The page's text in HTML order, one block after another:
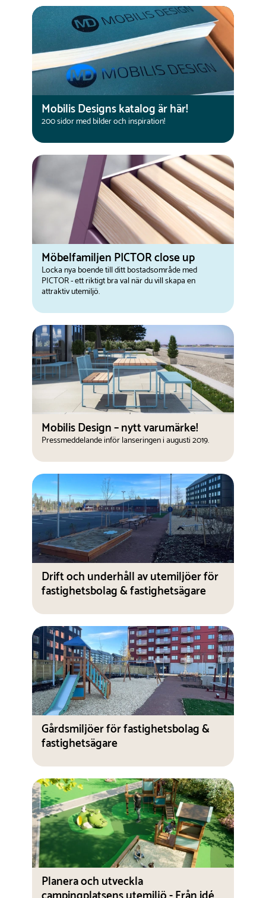
Mobilis Designs katalog är här!
200 sidor med bilder och inspiration!
Möbelfamiljen PICTOR close up
Locka nya boende till ditt bostadsområde med
PICTOR - ett riktigt bra val när du vill skapa en
attraktiv utemiljö.
Mobilis Design – nytt varumärke!
Pressmeddelande inför lanseringen i augusti 2019.
Drift och underhåll av utemiljöer för
fastighetsbolag & fastighetsägare
Gårdsmiljöer för fastighetsbolag &
fastighetsägare
Planera och utveckla